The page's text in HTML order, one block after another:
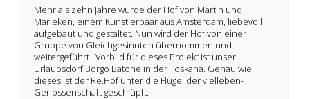
Mehr als zehn Jahre wurde der Hof von Martin und
Marieken, einem Künstlerpaar aus Amsterdam, liebevoll
aufgebaut und gestaltet. Nun wird der Hof von einer
Gruppe von Gleichgesinnten übernommen und
weitergeführt . Vorbild für dieses Projekt ist unser
Urlaubsdorf Borgo Batone in der Toskana. Genau wie
dieses ist der Re.Hof unter die Flügel der vielleben-
Genossenschaft geschlüpft.